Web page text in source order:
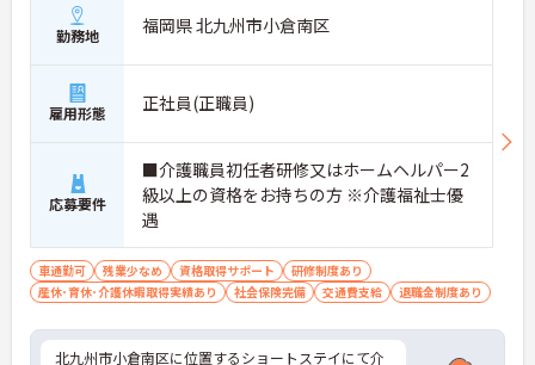
勤務地 福岡県 北九州市小倉南区
雇用形態 正社員(正職員)
応募要件
■介護職員初任者研修又はホームヘルパー2
級以上の資格をお持ちの方 ※介護福祉士優
遇
車通勤可 残業少なめ 資格取得サポート
研修制度あり
産休･育休･介護休暇取得実績あり
社会保険完備 交通費支給 退職金制度あり
北九州市小倉南区に位置するショートステイにて介